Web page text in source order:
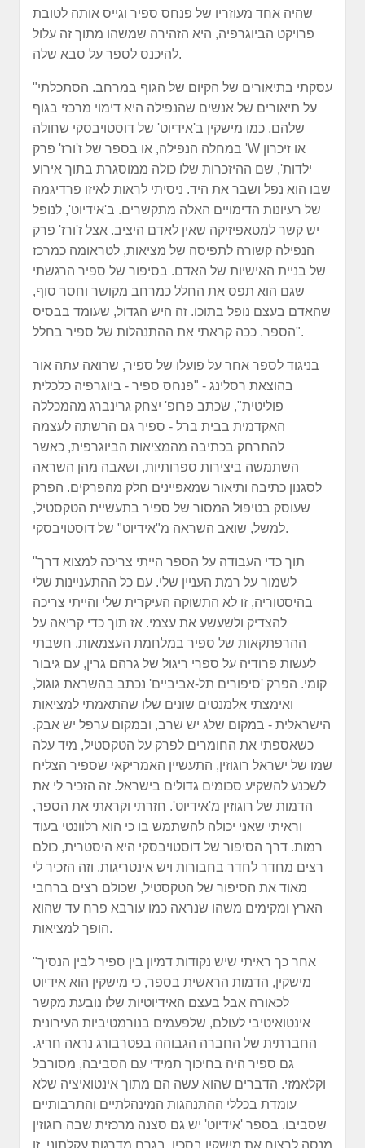
שהיה אחד מעוזריו של פנחס ספיר וגייס אותה לטובת
פרויקט הביוגרפיה, היא הזהירה שמשהו מתוך זה עלול
להיכנס לספר על סבא שלה.
"עסקתי בתיאורים של הקיום של הגוף במרחב. הסתכלתי
על תיאורים של אנשים שהנפילה היא דימוי מרכזי בגוף
שלהם, כמו מישקין ב'אידיוט' של דוסטויבסקי שחולה
במחלה הנפילה, או בספר של ז'ורז' פרק 'W או זיכרון
ילדות', שם ההיזכרות שלו כולה ממוסגרת בתוך אירוע
שבו הוא נפל ושבר את היד. ניסיתי לראות לאיזו פרדיגמה
של רעיונות הדימויים האלה מתקשרים. ב'אידיוט', לנופל
יש קשר למטאפיזיקה שאין לאדם היציב. אצל ז'ורז' פרק
הנפילה קשורה לתפיסה של מציאות, לטראומה כמרכז
של בניית האישיות של האדם. בסיפור של ספיר הרגשתי
שגם הוא תפס את החלל כמרחב מקושר וחסר סוף,
שהאדם בעצם נופל בתוכו. זה היש הגדול, שעומד בבסיס
הספר. ככה קראתי את ההתנהלות של ספיר בחלל".
בניגוד לספר אחר על פועלו של ספיר, שרואה עתה אור
בהוצאת רסלינג - "פנחס ספיר - ביוגרפיה כלכלית
פוליטית", שכתב פרופ' יצחק גרינברג מהמכללה
האקדמית בבית ברל - ספיר גם הרשתה לעצמה
להתרחק בכתיבה מהמציאות הביוגרפית, כאשר
השתמשה ביצירות ספרותיות, ושאבה מהן השראה
לסגנון כתיבה ותיאור שמאפיינים חלק מהפרקים. הפרק
שעוסק בטיפול המסור של ספיר בתעשיית הטקסטיל,
למשל, שואב השראה מ"אידיוט" של דוסטויבסקי.
"תוך כדי העבודה על הספר הייתי צריכה למצוא דרך
לשמור על רמת העניין שלי. עם כל ההתעניינות שלי
בהיסטוריה, זו לא התשוקה העיקרית שלי והייתי צריכה
להצדיק ולשעשע את עצמי. אז תוך כדי קריאה על
ההרפתקאות של ספיר במלחמת העצמאות, חשבתי
לעשות פרודיה על ספרי ריגול של גרהם גרין, עם גיבור
קומי. הפרק 'סיפורים תל-אביביים' נכתב בהשראת גוגול,
ואימצתי אלמנטים שונים שלו שהתאמתי למציאות
הישראלית - במקום שלג יש שרב, ובמקום ערפל יש אבק.
כשאספתי את החומרים לפרק על הטקסטיל, מיד עלה
שמו של ישראל רוגוזין, התעשיין האמריקאי שספיר הצליח
לשכנע להשקיע סכומים גדולים בישראל. זה הזכיר לי את
הדמות של רוגוזין מ'אידיוט'. חזרתי וקראתי את הספר,
וראיתי שאני יכולה להשתמש בו כי הוא רלוונטי בעוד
רמות. דרך הסיפור של דוסטויבסקי היא היסטרית, כולם
רצים מחדר לחדר בחבורות ויש אינטריגות, וזה הזכיר לי
מאוד את הסיפור של הטקסטיל, שכולם רצים ברחבי
הארץ ומקימים משהו שנראה כמו עורבא פרח עד שהוא
הופך למציאות.
"אחר כך ראיתי שיש נקודות דמיון בין ספיר לבין הנסיך
מישקין, הדמות הראשית בספר, כי מישקין הוא אידיוט
לכאורה אבל בעצם האידיוטיות שלו נובעת מקשר
אינטואיטיבי לעולם, שלפעמים בנורמטיביות העירונית
החברתית של החברה הגבוהה בפטרבורג נראה חריג.
גם ספיר היה בחיכוך תמידי עם הסביבה, מסורבל
וקלאמזי. הדברים שהוא עשה הם מתוך אינטואיציה שלא
עומדת בכללי ההתנהגות המינהלתיים והתרבותיים
שסביבו. בספר 'אידיוט' יש גם סצנה מרכזית שבה רוגוזין